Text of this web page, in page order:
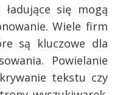
się mogą
Wiele firm
są kluczowe dla
Powielanie
tekstu czy